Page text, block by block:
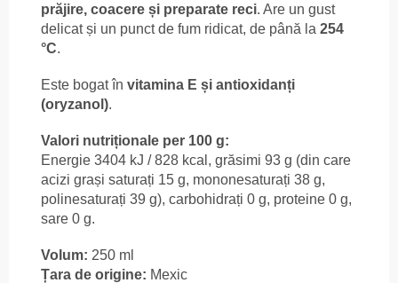
prăjire, coacere și preparate reci. Are un gust
delicat și un punct de fum ridicat, de până la 254
°C.
Este bogat în vitamina E și antioxidanți
(oryzanol).
Valori nutriționale per 100 g:
Energie 3404 kJ / 828 kcal, grăsimi 93 g (din care
acizi grași saturați 15 g, mononesaturați 38 g,
polinesaturați 39 g), carbohidrați 0 g, proteine 0 g,
sare 0 g.
Volum: 250 ml
Țara de origine: Mexic